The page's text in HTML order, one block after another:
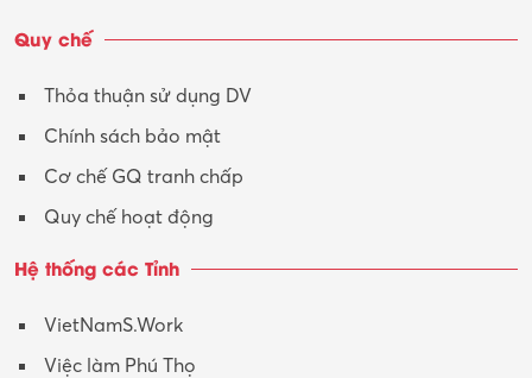
Y tế-Dược
Quy chế
Thỏa thuận sử dụng DV
Chính sách bảo mật
Cơ chế GQ tranh chấp
Quy chế hoạt động
Hệ thống các Tỉnh
VietNamS.Work
Việc làm Phú Thọ